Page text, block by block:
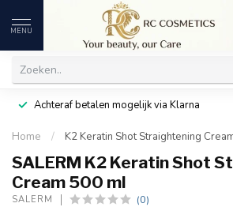
MENU
Achteraf betalen mogelijk via Klarna
Home / K2 Keratin Shot Straightening
SALERM K2 Keratin Shot
Cream 500 ml
SALERM (0)